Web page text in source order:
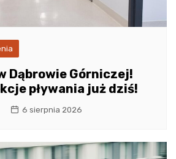
Dąbrowie Górniczej!
pływania już dziś!
6 sierpnia 2026